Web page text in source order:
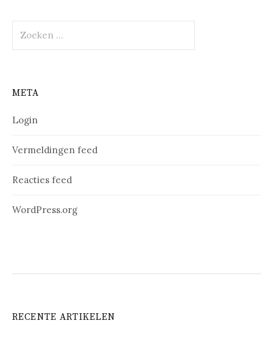
naar:
META
Login
Vermeldingen feed
Reacties feed
WordPress.org
RECENTE ARTIKELEN